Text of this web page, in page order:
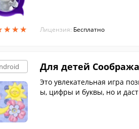
★★★
★★★ Лицензия: Бесплатно
Для детей
Это увлекательная игра
ы, цифры и буквы, но и